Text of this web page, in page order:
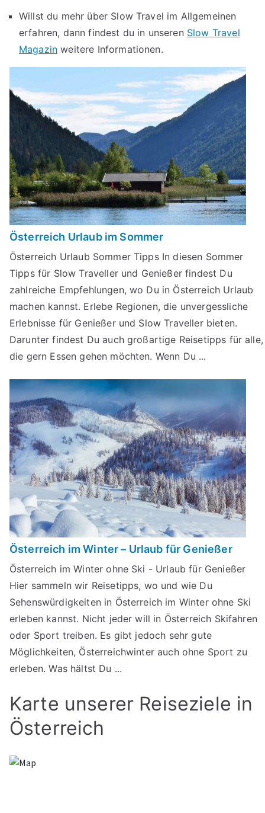
Willst du mehr über Slow Travel im Allgemeinen
erfahren, dann findest du in unseren Slow Travel
Magazin weitere Informationen.
Österreich Urlaub im Sommer
Österreich Urlaub Sommer Tipps In diesen Sommer
Tipps für Slow Traveller und Genießer findest Du
zahlreiche Empfehlungen, wo Du in Österreich Urlaub
machen kannst. Erlebe Regionen, die unvergessliche
Erlebnisse für Genießer und Slow Traveller bieten.
Darunter findest Du auch großartige Reisetipps für alle,
die gern Essen gehen möchten. Wenn Du ...
Österreich im Winter – Urlaub für Genießer
Österreich im Winter ohne Ski - Urlaub für Genießer
Hier sammeln wir Reisetipps, wo und wie Du
Sehenswürdigkeiten in Österreich im Winter ohne Ski
erleben kannst. Nicht jeder will in Österreich Skifahren
oder Sport treiben. Es gibt jedoch sehr gute
Möglichkeiten, Österreichwinter auch ohne Sport zu
erleben. Was hältst Du ...
Karte unserer Reiseziele in
Österreich